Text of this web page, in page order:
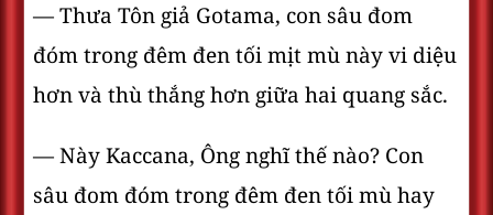
— Thưa Tôn giả Gotama, con sâu đom
đóm trong đêm đen tối mịt mù này vi diệu
hơn và thù thắng hơn giữa hai quang sắc.
— Này Kaccana, Ông nghĩ thế nào? Con
sâu đom đóm trong đêm đen tối mù hay